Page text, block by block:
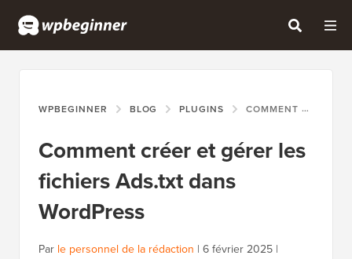
WPBEGINNER BLOG PLUGINS COMMENT CRÉER ET GÉRER LES FICHIERS ADS.TXT DANS WORDPRESS
Comment créer et gérer les
fichiers Ads.txt dans
WordPress
Par le personnel de la rédaction | 6 février 2025 |